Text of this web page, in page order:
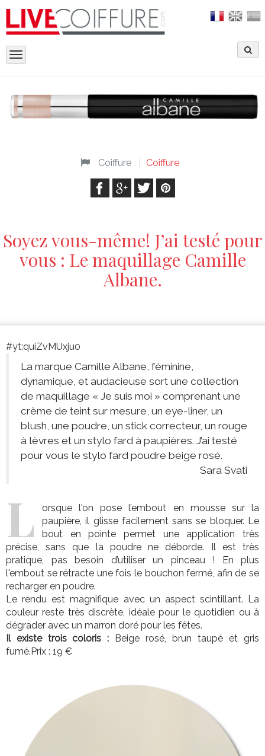
Toggle
Coiffure Coiffure
Soyez vous-même! J’ai testé pour
vous : Le maquillage Camille
Albane.
#yt:quiZvMUxju0
La marque Camille Albane, féminine,
dynamique, et audacieuse sort une collection
de maquillage « Je suis moi » comprenant une
crème de teint sur mesure, un eye-liner, un
blush, une poudre, un stick correcteur, un rouge
à lèvres et un stylo fard à paupières. J’ai testé
pour vous le stylo fard poudre beige rosé.
Sara Svati
L
orsque l'on pose l’embout en mousse sur la
paupière, il glisse facilement sans se bloquer. Le
bout en pointe permet une application très
précise, sans que la poudre ne déborde. Il est très
pratique, pas besoin d’utiliser un pinceau ! En plus
l'embout se rétracte une fois le bouchon fermé, afin de se
recharger en poudre.
Le rendu est magnifique avec un aspect scintillant. La
couleur reste très discrète, idéale pour le quotidien ou à
dégrader avec un marron doré pour les fêtes.
Il existe trois coloris : Beige rosé, brun taupé et gris
fumé.Prix : 19 €